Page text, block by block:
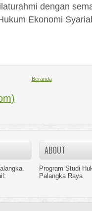
dengan
Ekonomi
Beranda
ABOUT
Program Studi
Palangka Raya